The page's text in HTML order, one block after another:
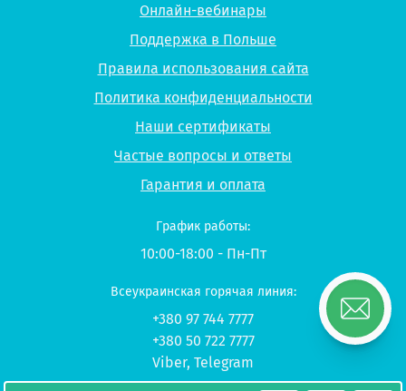
Онлайн-вебинары
Поддержка в Польше
Правила использования сайта
Политика конфиденциальности
Наши сертификаты
Частые вопросы и ответы
Гарантия и оплата
График работы:
10:00-18:00 - Пн-Пт
Всеукраинская горячая линия:
+380 97 744 7777
+380 50 722 7777
Viber, Telegram